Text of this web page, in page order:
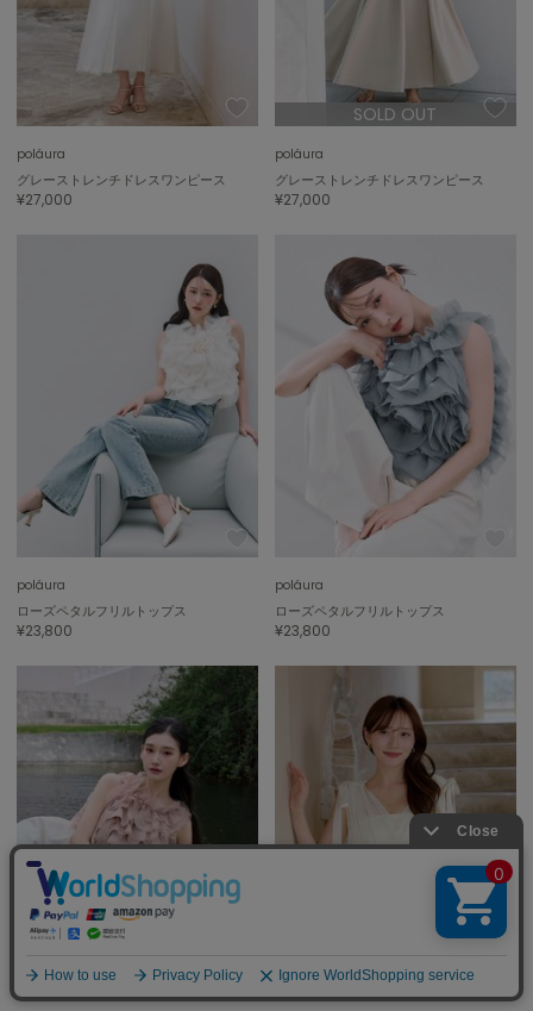
poláura
グレーストレンチドレスワンピース
¥27,000
SOLD OUT
poláura
グレーストレンチドレスワンピース
¥27,000
poláura
ローズペタルフリルトップス
¥23,800
poláura
ローズペタルフリルトップス
¥23,800